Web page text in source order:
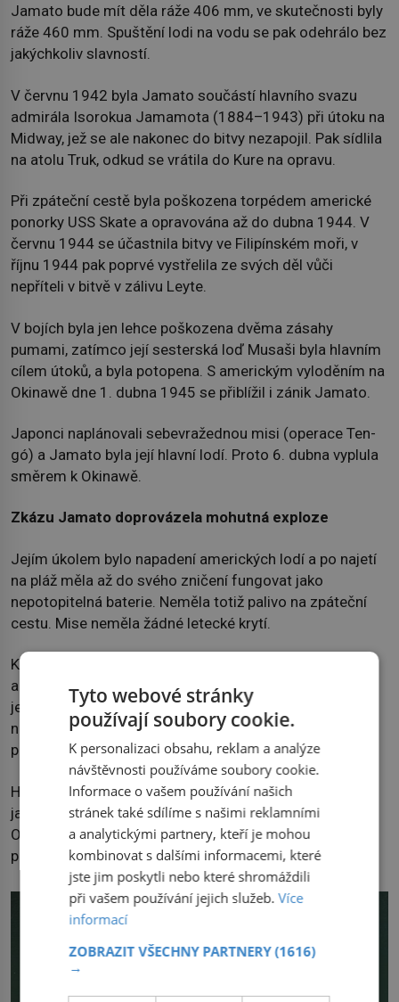
Jamato bude mít děla ráže 406 mm, ve skutečnosti byly
ráže 460 mm. Spuštění lodi na vodu se pak odehrálo bez
jakýchkoliv slavností.
V červnu 1942 byla Jamato součástí hlavního svazu
admirála Isorokua Jamamota (1884–1943) při útoku na
Midway, jež se ale nakonec do bitvy nezapojil. Pak sídlila
na atolu Truk, odkud se vrátila do Kure na opravu.
Při zpáteční cestě byla poškozena torpédem americké
ponorky USS Skate a opravována až do dubna 1944. V
červnu 1944 se účastnila bitvy ve Filipínském moři, v
říjnu 1944 pak poprvé vystřelila ze svých děl vůči
nepříteli v bitvě v zálivu Leyte.
V bojích byla jen lehce poškozena dvěma zásahy
pumami, zatímco její sesterská loď Musaši byla hlavním
cílem útoků, a byla potopena. S americkým vyloděním na
Okinawě dne 1. dubna 1945 se přiblížil i zánik Jamato.
Japonci naplánovali sebevražednou misi (operace Ten-
gó) a Jamato byla její hlavní lodí. Proto 6. dubna vyplula
směrem k Okinawě.
Zkázu Jamato doprovázela mohutná exploze
Jejím úkolem bylo napadení amerických lodí a po najetí
na pláž měla až do svého zničení fungovat jako
nepotopitelná baterie. Neměla totiž palivo na zpáteční
cestu. Mise neměla žádné letecké krytí.
Krátce po vyplutí byl japonský svaz zpozorován
americkými ponorkami a 7. dubna bylo proti Jamato a
jejímu doprovodu vysláno 386 letadel, která ji ve 12:30
napadla. Loď zasáhlo 8 pum a 12 torpéd. Ve 14:23 se
převrhla a její muniční sklady explodovaly.
Hřib vzniklý při explozi byl viditelný i z nejjižnějšího
japonského ostrova Kjúšú. Při potopení asi 200 km od
Okinawy zahynulo na palubě Jamato 2748 členů
posádky, zachránilo se jen 269 lidí.
Tyto webové stránky
používají soubory cookie.
K personalizaci obsahu, reklam a analýze
návštěvnosti používáme soubory cookie.
Informace o vašem používání našich
stránek také sdílíme s našimi reklamními
a analytickými partnery, kteří je mohou
kombinovat s dalšími informacemi, které
jste jim poskytli nebo které shromáždili
při vašem používání jejich služeb.Více
informací
ZOBRAZIT VŠECHNY PARTNERY(1616)
→